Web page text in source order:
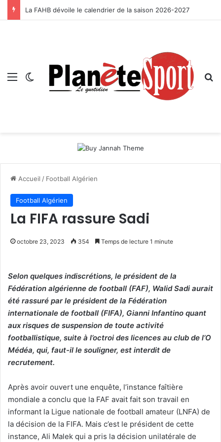
La FAHB dévoile le calendrier de la saison 2026-2027
Menu Switch skin
Accueil / Football Algérien
Football Algérien
La FIFA rassure Sadi
octobre 23, 2023 354 Temps de lecture 1 minute
Selon quelques indiscrétions, le président de la
Fédération algérienne de football (FAF), Walid Sadi aurait
été rassuré par le président de la Fédération
internationale de football (FIFA), Gianni Infantino quant
aux risques de suspension de toute activité
footballistique, suite à l’octroi des licences au club de l’O
Médéa, qui, faut-il le souligner, est interdit de
recrutement.
Après avoir ouvert une enquête, l’instance faîtière
mondiale a conclu que la FAF avait fait son travail en
informant la Ligue nationale de football amateur (LNFA) de
la décision de la FIFA. Mais c’est le président de cette
instance, Ali Malek qui a pris la décision unilatérale de